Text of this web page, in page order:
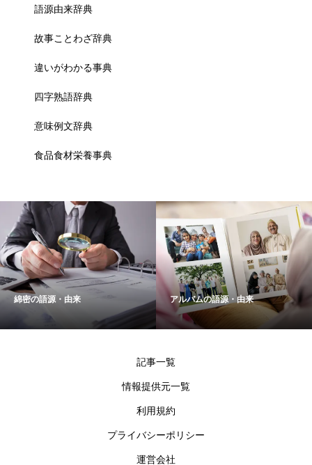
語源由来辞典
故事ことわざ辞典
違いがわかる事典
四字熟語辞典
意味例文辞典
食品食材栄養事典
アルバムの語源・由来 「目に浮かぶ」を使った例文
記事一覧
情報提供元一覧
利用規約
プライバシーポリシー
運営会社